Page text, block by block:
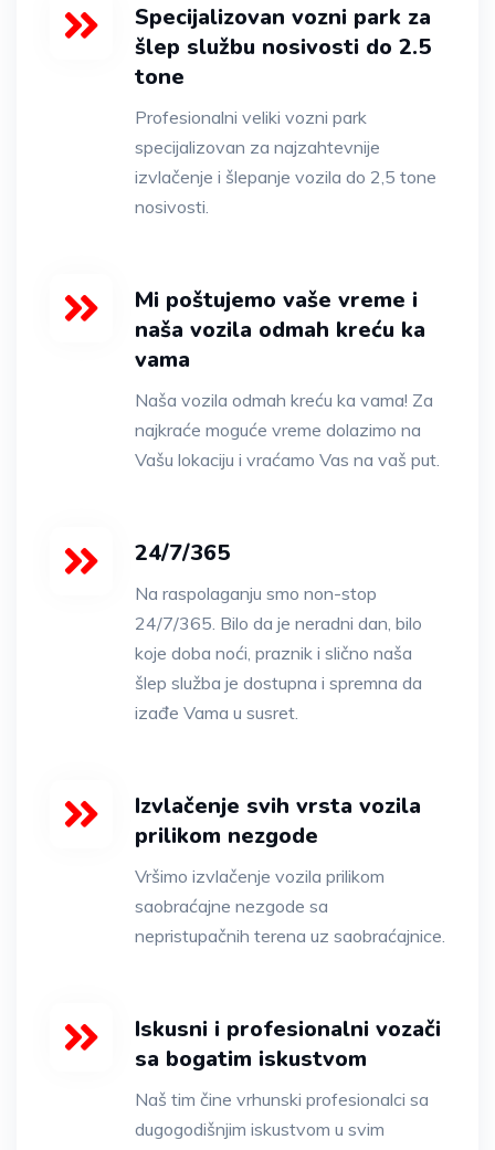
Specijalizovan vozni park za
šlep službu nosivosti do 2.5
tone
Profesionalni veliki vozni park
specijalizovan za najzahtevnije
izvlačenje i šlepanje vozila do 2,5 tone
nosivosti.
Mi poštujemo vaše vreme i
naša vozila odmah kreću ka
vama
Naša vozila odmah kreću ka vama! Za
najkraće moguće vreme dolazimo na
Vašu lokaciju i vraćamo Vas na vaš put.
24/7/365
Na raspolaganju smo non-stop
24/7/365. Bilo da je neradni dan, bilo
koje doba noći, praznik i slično naša
šlep služba je dostupna i spremna da
izađe Vama u susret.
Izvlačenje svih vrsta vozila
prilikom nezgode
Vršimo izvlačenje vozila prilikom
saobraćajne nezgode sa
nepristupačnih terena uz saobraćajnice.
Iskusni i profesionalni vozači
sa bogatim iskustvom
Naš tim čine vrhunski profesionalci sa
dugogodišnjim iskustvom u svim